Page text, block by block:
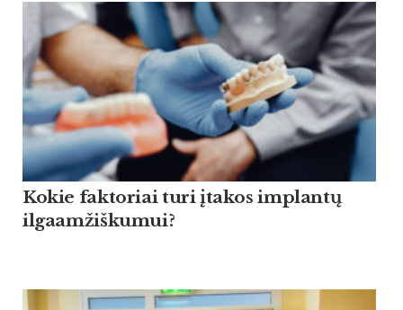
Kokie faktoriai turi įtakos implantų
ilgaamžiškumui?